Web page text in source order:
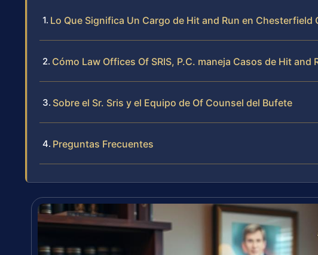
Lo Que Significa Un Cargo de Hit and Run en Chesterfield
Cómo Law Offices Of SRIS, P.C. maneja Casos de Hit and
Sobre el Sr. Sris y el Equipo de Of Counsel del Bufete
Preguntas Frecuentes